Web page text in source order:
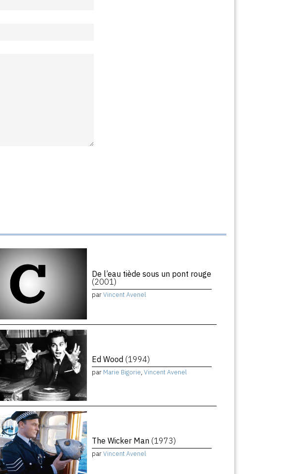
De l’eau tiède sous un pont rouge
(2001)
parVincent Avenel
Ed Wood (1994)
par Marie Bigorie, Vincent Avenel
The Wicker Man (1973)
parVincent Avenel